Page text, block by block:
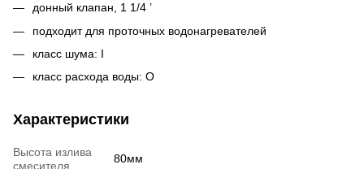
донный клапан, 1 1/4 ’
подходит для проточных водонагревателей
класс шума: I
класс расхода воды: O
Характеристики
Высота излива
смесителя
80мм